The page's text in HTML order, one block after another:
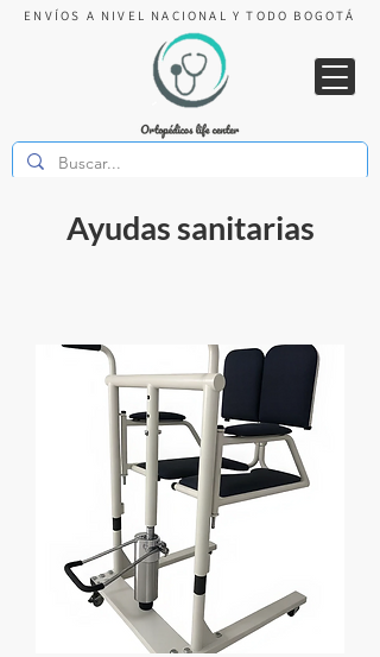
ENVÍOS A NIVEL NACIONAL Y TODO BOGOTÁ
Ayudas sanitarias